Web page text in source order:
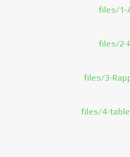
files/1-
files/2-
files/3-
files/4-